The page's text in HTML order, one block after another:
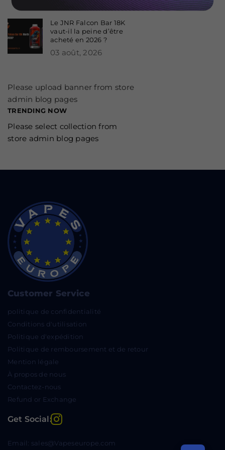
Le JNR Falcon Bar 18K
vaut-il la peine d’être
acheté en 2026 ?
03 août, 2026
Please upload banner from store
admin blog pages
TRENDING NOW
Please select collection from
store admin blog pages
Customer Service
politique de confidentialité
Conditions d'utilisation
Politique d'expédition
Politique de remboursement et de retour
Mention légale
À propos de nous
Contactez-nous
Refund or Exchange
Get Social: Instagram
Email: sales@Vapeseurope.com